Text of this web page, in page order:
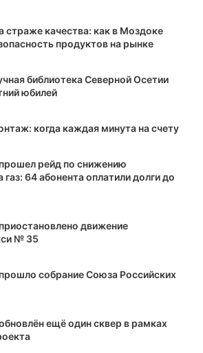
страже качества: как в Моздоке
продуктов на рынке
библиотека Северной Осетии
юбилей
когда каждая минута на счету
рейд по снижению
64 абонента оплатили долги до
движение
№ 35
собрание Союза Российских
ещё один сквер в рамках